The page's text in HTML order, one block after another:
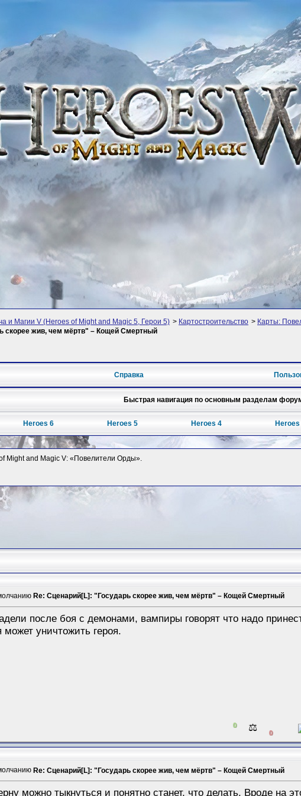
и Магии V (Heroes of Might and Magic 5, Герои 5) > Картостроительство > Карты:
скорее жив, чем мёртв" – Кощей Смертный
Справка
Быстрая навигация по основным разделам
Heroes 6 Heroes 5 Heroes 4 Heroes
Might and Magic V: «Повелители Орды».
Re: Сценарий[L]: "Государь скорее жив, чем мёртв" – Кощей Смертный
после боя с демонами, вампиры говорят что надо
может уничтожить героя.
0 ⚖️ 0
Re: Сценарий[L]: "Государь скорее жив, чем мёртв" – Кощей Смертный
можно тыкнуться и понятно станет, что делать. Вроде на